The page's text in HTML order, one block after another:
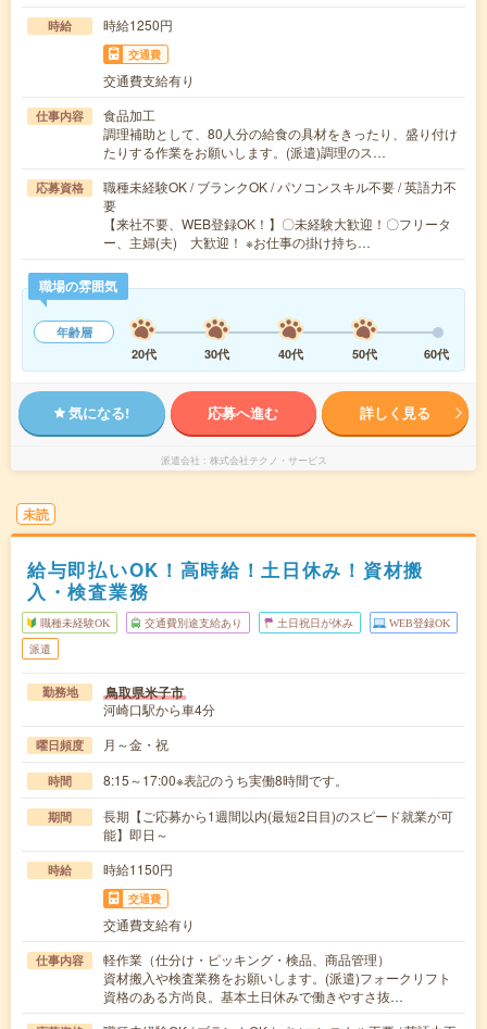
時給 時給1250円
交通費
交通費支給有り
仕事内容
食品加工
調理補助として、80人分の給食の具材をきったり、盛り付け
たりする作業をお願いします。(派遣)調理のス…
応募資格
職種未経験OK / ブランクOK / パソコンスキル不要 / 英語力不
要
【来社不要、WEB登録OK！】〇未経験大歓迎！〇フリータ
ー、主婦(夫) 大歓迎！ ※お仕事の掛け持ち…
職場の雰囲気
年齢層
20代
30代 40代 50代 60代
気になる! 応募へ進む 詳しく見る
派遣会社 株式会社テクノ・サービス
未読
給与即払いOK！高時給！土日休み！資材搬
入・検査業務
職種未経験OK 交通費別途支給あり 土日祝日が休み WEB登録OK
派遣
勤務地 鳥取県米子市
河崎口駅から車4分
曜日頻度 月～金・祝
時間 8:15～17:00※表記のうち実働8時間です。
期間
長期【ご応募から1週間以内(最短2日目)のスピード就業が可
能】即日～
時給 時給1150円
交通費
交通費支給有り
仕事内容
軽作業（仕分け・ピッキング・検品、商品管理）
資材搬入や検査業務をお願いします。(派遣)フォークリフト
資格のある方尚良。基本土日休みで働きやすさ抜…